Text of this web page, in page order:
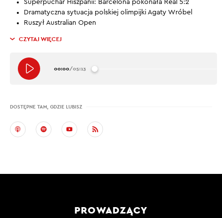
Superpuchar Hiszpanii: Barcelona pokonała Real 5:2
Dramatyczna sytuacja polskiej olimpijki Agaty Wróbel
Ruszył Australian Open
CZYTAJ WIĘCEJ
00:00/05:13
DOSTĘPNE TAM, GDZIE LUBISZ
PROWADZĄCY